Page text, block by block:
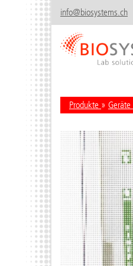
info@biosystems.ch
Produkte » Geräte